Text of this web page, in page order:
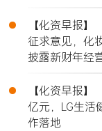
•
【化资早报
征求意见，化
披露新财年经
•
【化资早报
亿元，LG生活
作落地